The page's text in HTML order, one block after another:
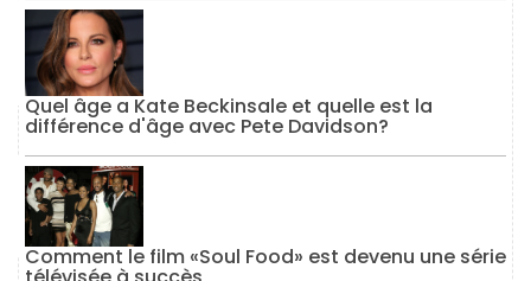
Quel âge a Kate Beckinsale et quelle est la
différence d'âge avec Pete Davidson?
Comment le film «Soul Food» est devenu une série